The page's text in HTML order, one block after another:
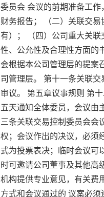
委员会 会议的前期准备工
财务报告； （二）关联交
有）； （四）公司重大关
性、公允性及合理性方面的
会根据本公司管理层的提案
司管理层。 第十一条关联
审议。 第五章议事规则 第
五天通知全体委员，会议由
三条关联交易控制委员会会
权；会议作出的决议，必须
式为投票表决；临时会议可
时可邀请公司董事及其他高
机构提供专业意见，有关费
方式和会议通过的 议案必